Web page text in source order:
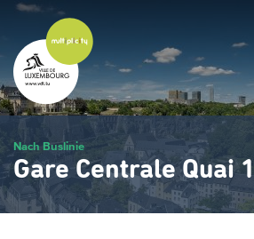
Zum
Hauptinhalt
gehen
Nach Buslinie
Gare Centrale Quai 1